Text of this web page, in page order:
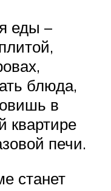
еды –
блюда,
в
квартире
печи.
станет